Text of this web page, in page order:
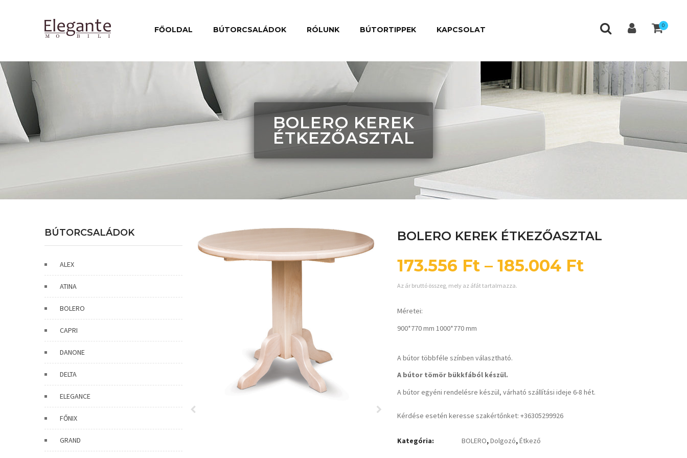
FŐOLDAL BÚTORCSALÁDOK RÓLUNK BÚTORTIPPEK KAPCSOLAT 0
BOLERO KEREK
ÉTKEZŐASZTAL
BÚTORCSALÁDOK
ALEX
ATINA
BOLERO
CAPRI
DANONE
DELTA
ELEGANCE
FŐNIX
GRAND
BOLERO KEREK ÉTKEZŐASZTAL
173.556 Ft – 185.004 Ft
Az ár bruttó összeg, mely az áfát tartalmazza.
Méretei:
900*770 mm 1000*770 mm
A bútor többféle színben választható.
A bútor tömör bükkfából készül.
A bútor egyéni rendelésre készül, várható szállítási ideje 6-8 hét.
Kérdése esetén keresse szakértőnket: +36305299926
Kategória: BOLERO,Dolgozó,Étkező